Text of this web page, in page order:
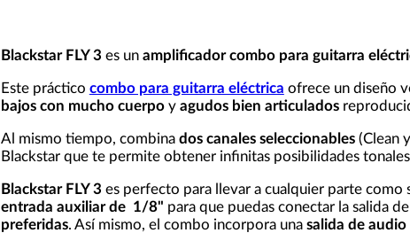
Blackstar FLY 3 es un amplificador combo para guitarra
Este práctico combo para guitarra eléctrica ofrece un diseño
bajos con mucho cuerpoy agudos bien articulados
Al mismo tiempo, combina dos canales seleccionables(Clean
Blackstar que te permite obtener infinitas posibilidades
Blackstar FLY 3 es perfecto para llevar a cualquier parte como
entrada auxiliar de 1/8" para que puedas conectar la salida
preferidas. Así mismo, el combo incorpora una salida de